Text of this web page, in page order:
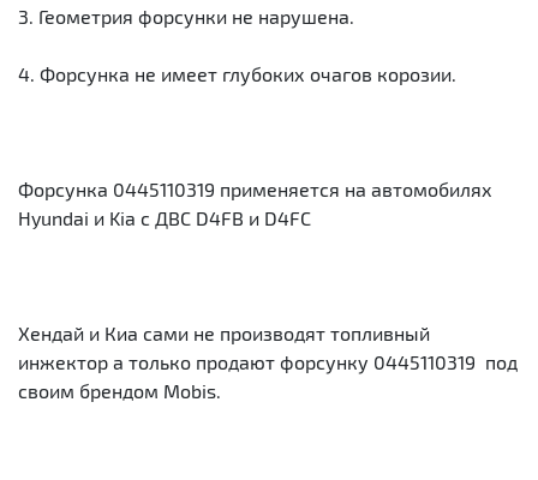
3. Геометрия форсунки не нарушена.
4. Форсунка не имеет глубоких очагов корозии.
Форсунка 0445110319 применяется на автомобилях
Hyundai и Kia с ДВС D4FB и D4FC
Хендай и Киа сами не производят топливный
инжектор а только продают форсунку 0445110319 под
своим брендом Mobis.